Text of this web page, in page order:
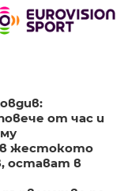
от час и
в жестокото
остават в